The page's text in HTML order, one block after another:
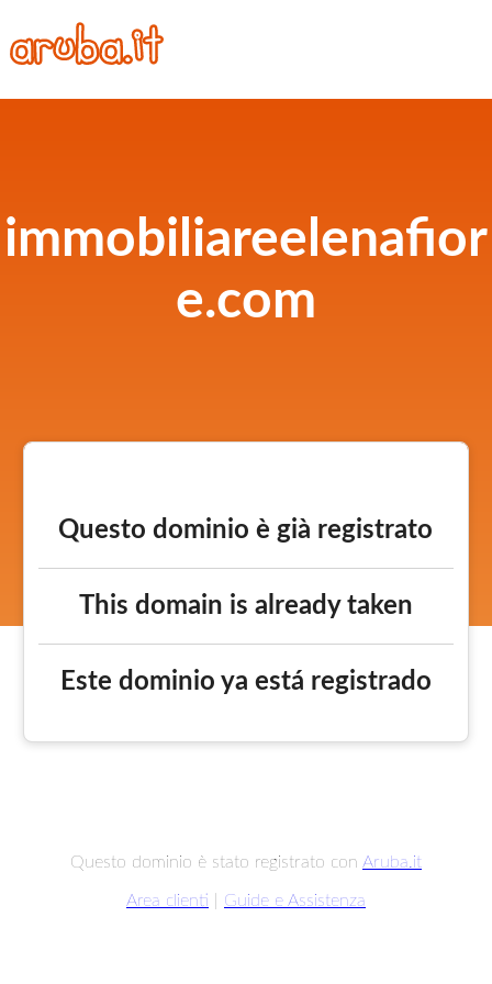
immobiliareelenafior
e.com
Questo dominio è già registrato
This domain is already taken
Este dominio ya está registrado
Questo dominio è stato registrato con Aruba.it
Area clienti Guide e Assistenza